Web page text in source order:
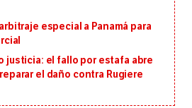
especial a Panamá para
justicia: el fallo por estafa abre
el daño contra Rugiere